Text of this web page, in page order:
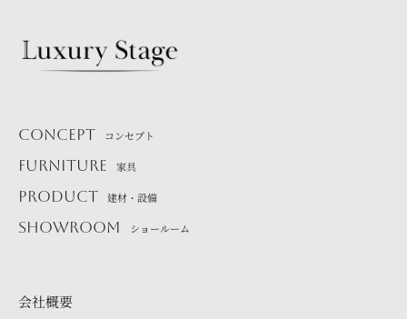
CONCEPT コンセプト
FURNITURE 家具
PRODUCT 建材・設備
SHOWROOM ショールーム
会社概要